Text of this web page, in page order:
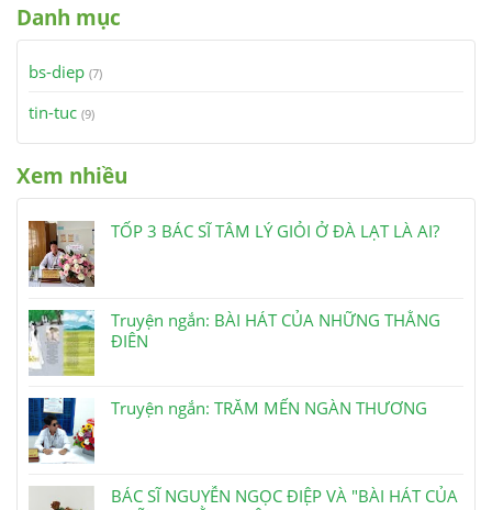
Danh mục
bs-diep (7)
tin-tuc (9)
Xem nhiều
TỐP 3 BÁC SĨ TÂM LÝ GIỎI Ở ĐÀ LẠT LÀ AI?
Truyện ngắn: BÀI HÁT CỦA NHỮNG THẰNG
ĐIÊN
Truyện ngắn: TRĂM MẾN NGÀN THƯƠNG
BÁC SĨ NGUYỄN NGỌC ĐIỆP VÀ "BÀI HÁT CỦA